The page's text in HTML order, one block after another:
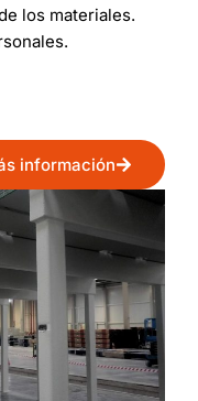
los materiales.
información